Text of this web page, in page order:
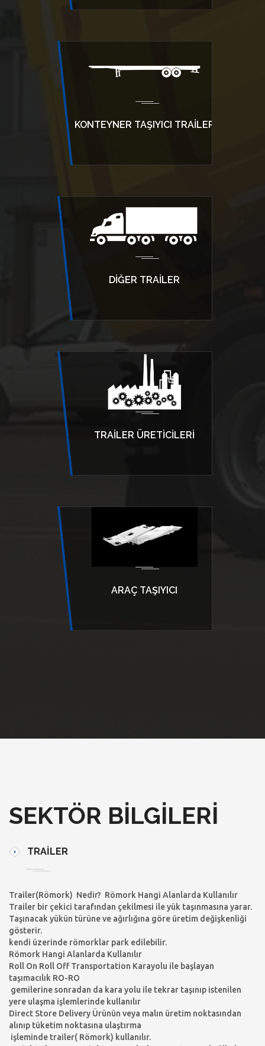
KONTEYNER TAŞIYICI TRAILER
DIĞER TRAILER
TRAILER ÜRETICILERI
ARAÇ TAŞIYICI
SEKTÖR BILGILERI
TRAILER
Trailer(Römork) Nedir? Römork Hangi Alanlarda Kullanılır
Trailer bir çekici tarafından çekilmesi ile yük taşınmasına yarar.
Taşınacak yükün türüne ve ağırlığına göre üretim değişkenliği
gösterir.
kendi üzerinde römorklar park edilebilir.
Römork Hangi Alanlarda Kullanılır
Roll On Roll Off Transportation Karayolu ile başlayan
taşımacılık RO-RO
gemilerine sonradan da kara yolu ile tekrar taşınıp istenilen
yere ulaşma işlemlerinde kullanılır
Direct Store Delivery Ürünün veya malın üretim noktasından
alınıp tüketim noktasına ulaştırma
işleminde trailer( Römork) kullanılır.